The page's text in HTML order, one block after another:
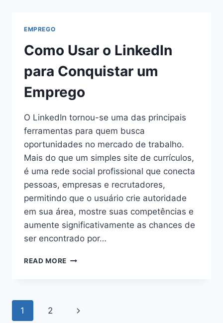
EMPREGO
Como Usar o LinkedIn
para Conquistar um
Emprego
O LinkedIn tornou-se uma das principais
ferramentas para quem busca
oportunidades no mercado de trabalho.
Mais do que um simples site de currículos,
é uma rede social profissional que conecta
pessoas, empresas e recrutadores,
permitindo que o usuário crie autoridade
em sua área, mostre suas competências e
aumente significativamente as chances de
ser encontrado por…
READ MORE COMO
CONQUISTAR
Page
1 2 Next